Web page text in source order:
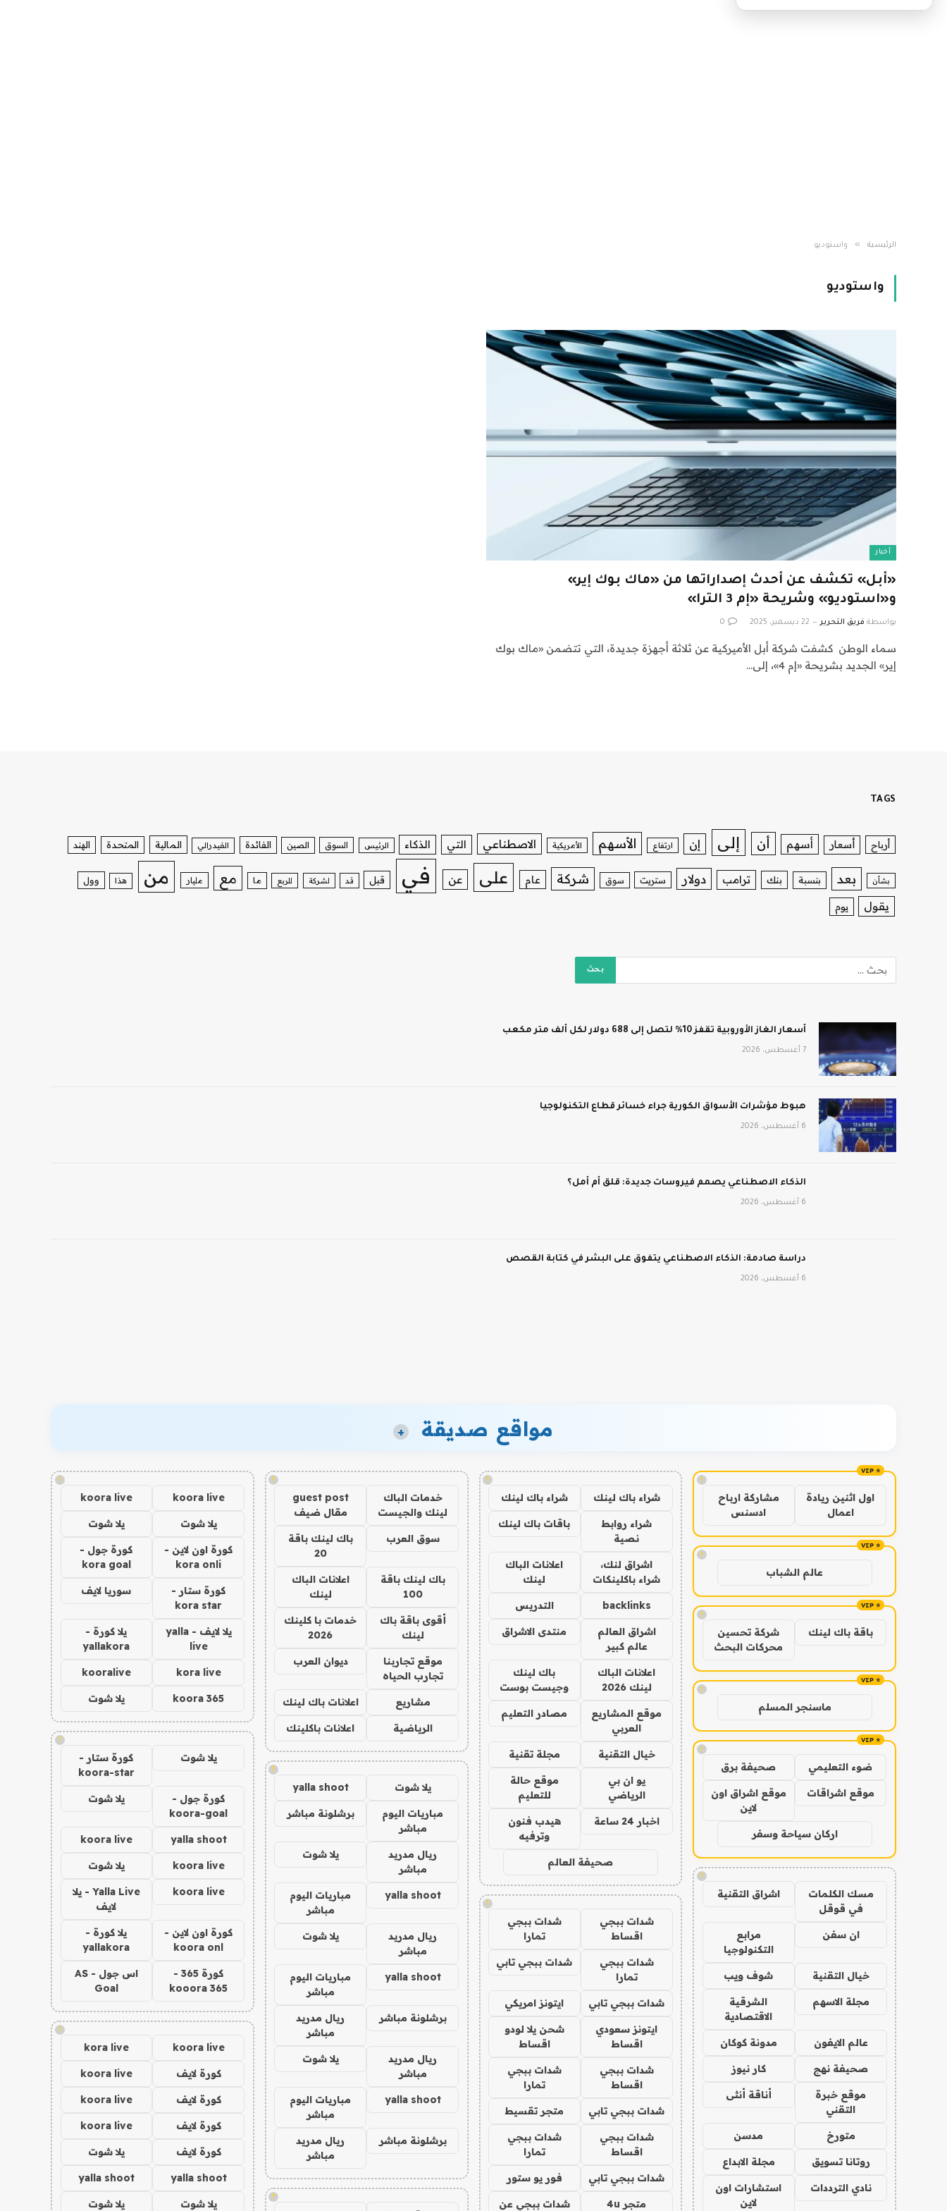
الرئيسية » واستوديو
واستوديو
أخبار
«أبل» تكشف عن أحدث إصداراتها من «ماك بوك إير»
و«استوديو» وشريحة «إم 3 الترا»
بواسطة فريق التحرير 22 ديسمبر، 2025 0
سماء الوطن كشفت شركة أبل الأميركية عن ثلاثة أجهزة جديدة، التي تتضمن «ماك بوك
إير» الجديد بشريحة «إم 4»، إلى…
TAGS
أرباح أسعار أسهم أن إلى إن ارتفاع الأسهم الأمريكية الاصطناعي التي الذكاء الرئيس السوق الصين الفائدة الفيدرالي المالية المتحدة الهند
بشأن بعد بنسبة بنك ترامب دولار ستريت سوق شركة عام على عن في قبل قد لشركة للربع ما مع مليار من هذا وول
يقول يوم
أسعار الغاز الأوروبية تقفز 10% لتصل إلى 688 دولار لكل ألف متر مكعب
7 أغسطس، 2026
هبوط مؤشرات الأسواق الكورية جراء خسائر قطاع التكنولوجيا
6 أغسطس، 2026
الذكاء الاصطناعي يصمم فيروسات جديدة: قلق أم أمل؟
6 أغسطس، 2026
دراسة صادمة: الذكاء الاصطناعي يتفوق على البشر في كتابة القصص
6 أغسطس، 2026
مواقع صديقة +
!
اول اثنين ريادة
اعمال
مشاركة ارباح
ادسنس
!
عالم الشباب
!
باقة باك لينك
شركة تحسين
محركات البحث
!
ماسنجر المسلم
!
ضوء التعليمي صحيفة برق
موقع اشراقات
موقع اشراق اون
لاين
اركان سياحة وسفر
!
مسك الكلمات
في قوقل
اشراق التقنية
ان سفن
مرابع
التكنولوجيا
خيال التقنية شوف ويب
مجلة الاسهم
الشرقية
الاقتصادية
عالم الايفون مدونة كوكان
صحيفة نهج كار نيوز
موقع خبرة
التقني
أناقة أنثى
متورخ مدسن
روتانا تسويق مجلة الابداع
نادي الترددات
استشارات اون
لاين
!
شراء باك لينك شراء باك لينك
شراء روابط
نصية
باقات باك لينك
اشراق لنك،
شراء باكلينكات
اعلانات الباك
لينك
backlinks التدريس
اشراق العالم
عالم كبير
منتدى الاشراق
اعلانات الباك
لينك 2026
باك لينك
وجيست بوست
موقع المشاريع
العربي
مصادر التعليم
خيال التقنية مجلة تقنية
يو ان بي
الرياضي
موقع حالة
للتعليم
اخبار 24 ساعة
هيدب فنون
وترفيه
صحيفة العالم
!
شدات ببجي
اقساط
شدات ببجي
تمارا
شدات ببجي
تمارا
شدات ببجي تابي
شدات ببجي تابي ايتونز امريكي
ايتونز سعودي
اقساط
شحن يلا لودو
اقساط
شدات ببجي
اقساط
شدات ببجي
تمارا
شدات ببجي تابي متجر تقسيط
شدات ببجي
اقساط
شدات ببجي
تمارا
شدات ببجي تابي فور يو ستور
متجر 4u شدات ببجي عن
!
خدمات الباك
لينك والجيست
guest post
مقال ضيف
سوق العرب
باك لينك باقة
20
باك لينك باقة
100
اعلانات الباك
لينك
أقوى باقة باك
لينك
خدمات با كلينك
2026
موقع تجاربنا
تجارب الحياه
ديوان العرب
مشاريع اعلانات باك لينك
الرياضية اعلانات باكلينك
!
يلا شوت yalla shoot
مباريات اليوم
مباشر
برشلونة مباشر
ريال مدريد
مباشر
يلا شوت
yalla shoot
مباريات اليوم
مباشر
ريال مدريد
مباشر
يلا شوت
yalla shoot
مباريات اليوم
مباشر
برشلونة مباشر
ريال مدريد
مباشر
ريال مدريد
مباشر
يلا شوت
yalla shoot
مباريات اليوم
مباشر
برشلونة مباشر
ريال مدريد
مباشر
!
!
koora live
koora live
يلا شوت يلا شوت
كورة اون لاين -
kora onli
كورة جول -
kora goal
كورة ستار -
kora star
سوريا لايف
يلا لايف - yalla
live
يلا كورة -
yallakora
kora live
kooralive
koora 365 يلا شوت
!
يلا شوت
كورة ستار -
koora-star
كورة جول -
koora-goal
يلا شوت
yalla shoot
koora live
koora live يلا شوت
koora live
Yalla Live - يلا
لايف
كورة اون لاين -
koora onl
يلا كورة -
yallakora
كورة 365 -
kooora 365
اس جول - AS
Goal
!
koora live
kora live
كورة لايف koora live
كورة لايف koora live
كورة لايف koora live
كورة لايف يلا شوت
yalla shoot
yalla shoot
يلا شوت يلا شوت